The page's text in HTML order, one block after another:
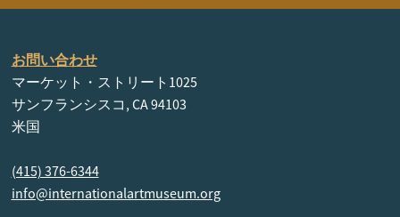
お問い合わせ
マーケット・ストリート1025
サンフランシスコ, CA 94103
米国
(415) 376-6344
info@internationalartmuseum.org